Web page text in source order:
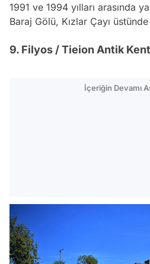
1991 ve 1994 yılları arasında
Baraj Gölü, Kızlar Çayı
9. Filyos / Tieion Antik
İçeriğin Devamı